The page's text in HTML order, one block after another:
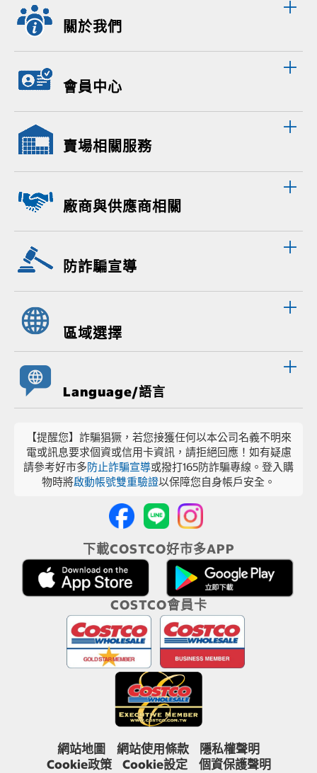
關於我們
會員中心
賣場相關服務
廠商與供應商相關
防詐騙宣導
區域選擇
Language/語言
【提醒您】詐騙猖獗，若您接獲任何以本公司名義不明來
電或訊息要求個資或信用卡資訊，請拒絕回應！如有疑慮
請參考好市多防止詐騙宣導或撥打165防詐騙專線。登入購
物時將啟動帳號雙重驗證以保障您自身帳戶安全。
下載COSTCO好市多APP
COSTCO會員卡
網站地圖 網站使用條款
隱私權聲明
Cookie政策
Cookie設定
個資保護聲明